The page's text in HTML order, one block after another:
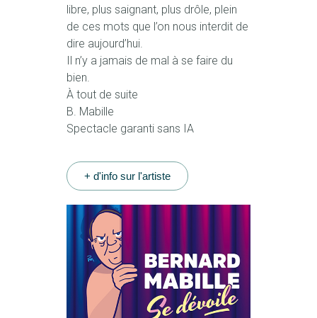
libre, plus saignant, plus drôle, plein
de ces mots que l’on nous interdit de
dire aujourd’hui.
Il n’y a jamais de mal à se faire du
bien.
À tout de suite
B. Mabille
Spectacle garanti sans IA
+ d'info sur l'artiste